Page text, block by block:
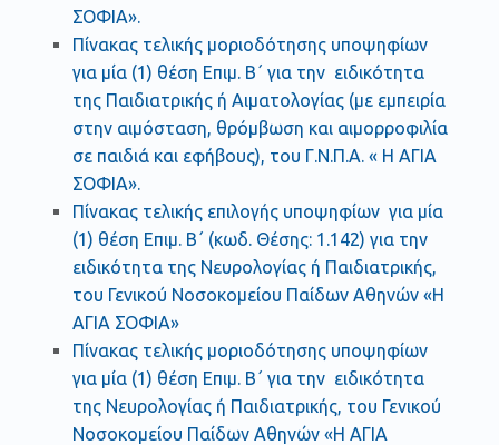
ΣΟΦΙΑ».
Πίνακας τελικής μοριοδότησης υποψηφίων
για μία (1) θέση Επιμ. Β΄ για την ειδικότητα
της Παιδιατρικής ή Αιματολογίας (με εμπειρία
στην αιμόσταση, θρόμβωση και αιμορροφιλία
σε παιδιά και εφήβους), του Γ.Ν.Π.Α. « Η ΑΓΙΑ
ΣΟΦΙΑ».
Πίνακας τελικής επιλογής υποψηφίων για μία
(1) θέση Επιμ. Β΄ (κωδ. Θέσης: 1.142) για την
ειδικότητα της Νευρολογίας ή Παιδιατρικής,
του Γενικού Νοσοκομείου Παίδων Αθηνών «Η
ΑΓΙΑ ΣΟΦΙΑ»
Πίνακας τελικής μοριοδότησης υποψηφίων
για μία (1) θέση Επιμ. Β΄ για την ειδικότητα
της Νευρολογίας ή Παιδιατρικής, του Γενικού
Νοσοκομείου Παίδων Αθηνών «Η ΑΓΙΑ